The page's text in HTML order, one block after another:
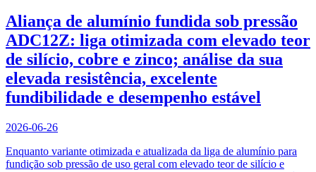
Aliança de alumínio fundida sob pressão
ADC12Z: liga otimizada com elevado teor
de silício, cobre e zinco; análise da sua
elevada resistência, excelente
fundibilidade e desempenho estável
2026-06-26
Enquanto variante otimizada e atualizada da liga de alumínio para
fundição sob pressão de uso geral com elevado teor de silício e